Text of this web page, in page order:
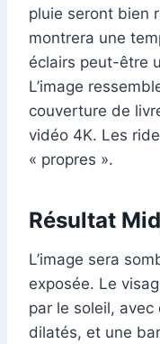
pluie seront bien
montrera une
éclairs peut-être
L’image
couverture de
vidéo 4K. Les
« propres ».
Résultat
L’image sera
exposée. Le
par le soleil,
dilatés, et une